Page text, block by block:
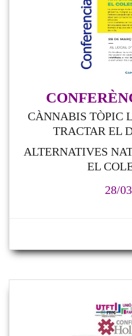
CÀNNABIS TÒPIC
TRACTAR EL
ALTERNATIVES
EL
28/